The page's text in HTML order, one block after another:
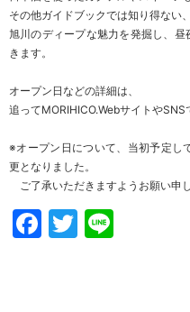
その他ガイドブックでは知り得ない、
旭川のディープな魅力を発掘し、
きます。
オープン日などの詳細は、
追ってMORIHICO.WebサイトやSNS
※オープン日について、当初予定し
更となりました。
ご了承いただきますようお願い申し
Facebook
Twitter